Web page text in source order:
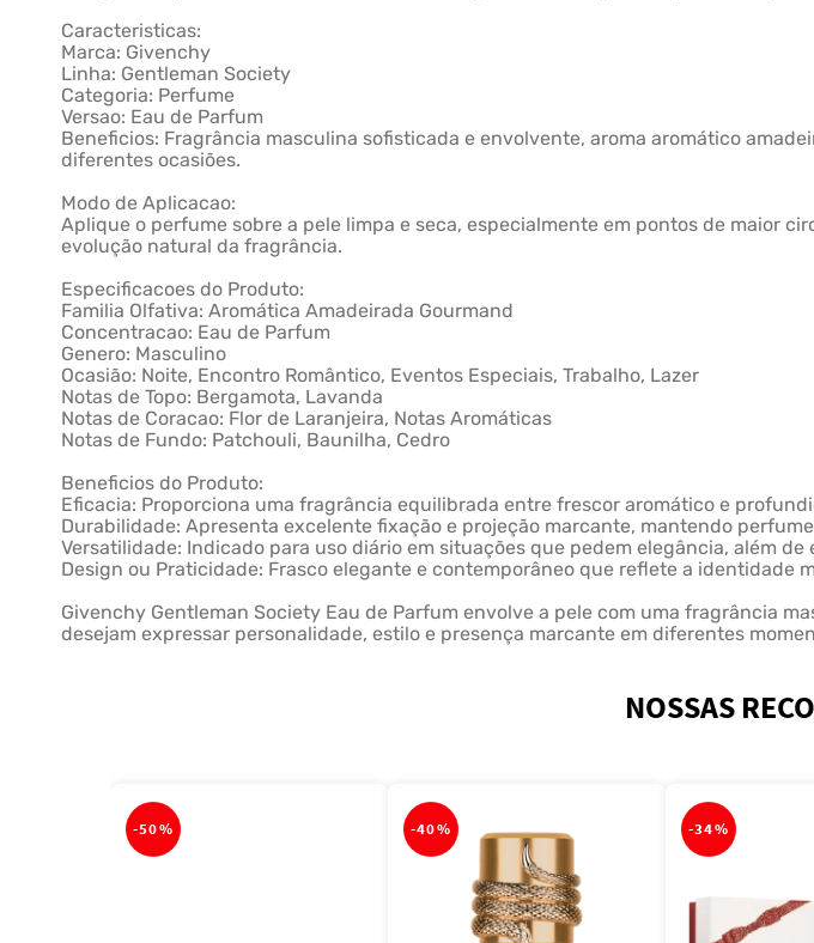
Caracteristicas:
Marca: Givenchy
Linha: Gentleman Society
Categoria: Perfume
Versao: Eau de Parfum
Beneficios: Fragrância masculina sofisticada e envolvente, aroma aromático
diferentes ocasiões.
Modo de Aplicacao:
Aplique o perfume sobre a pele limpa e seca, especialmente em pontos de maior
evolução natural da fragrância.
Especificacoes do Produto:
Familia Olfativa: Aromática Amadeirada Gourmand
Concentracao: Eau de Parfum
Genero: Masculino
Ocasião: Noite, Encontro Romântico, Eventos Especiais, Trabalho, Lazer
Notas de Topo: Bergamota, Lavanda
Notas de Coracao: Flor de Laranjeira, Notas Aromáticas
Notas de Fundo: Patchouli, Baunilha, Cedro
Beneficios do Produto:
Eficacia: Proporciona uma fragrância equilibrada entre frescor aromático e
Durabilidade: Apresenta excelente fixação e projeção marcante, mantendo
Versatilidade: Indicado para uso diário em situações que pedem elegância, além
Design ou Praticidade: Frasco elegante e contemporâneo que reflete a identidade
Givenchy Gentleman Society Eau de Parfum envolve a pele com uma fragrância
desejam expressar personalidade, estilo e presença marcante em diferentes
NOSSAS
-50% -40% -34%